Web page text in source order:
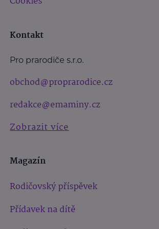
Kontakt
Pro prarodiče s.r.o.
obchod@proprarodice.cz
redakce@emaminy.cz
Zobrazit více
Magazín
Rodičovský příspěvek
Přídavek na dítě